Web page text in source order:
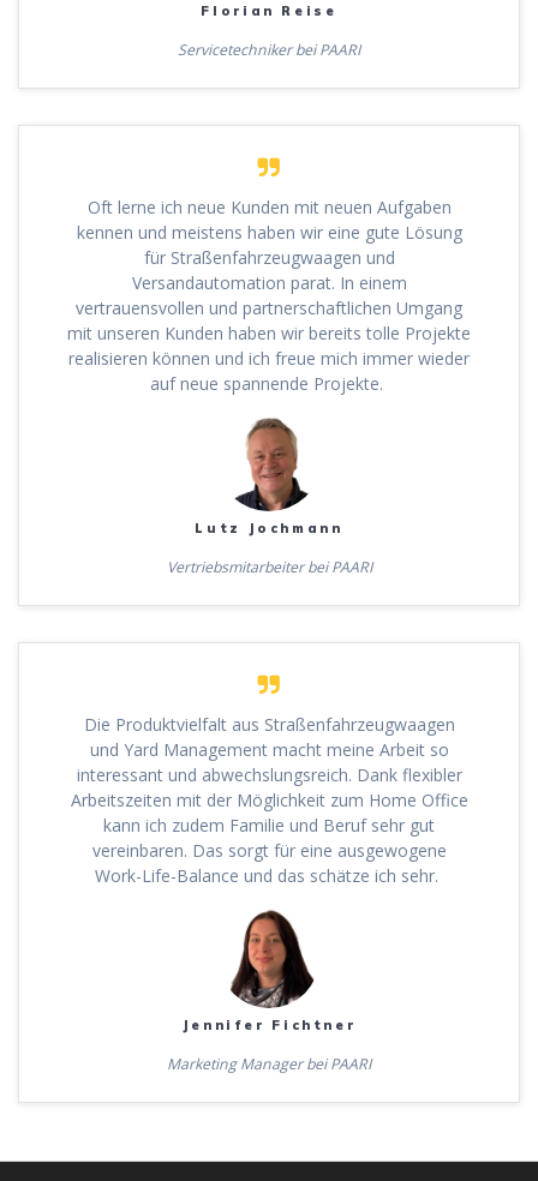
Florian Reise
Servicetechniker bei PAARI
Oft lerne ich neue Kunden mit neuen Aufgaben
kennen und meistens haben wir eine gute Lösung
für Straßenfahrzeugwaagen und
Versandautomation parat. In einem
vertrauensvollen und partnerschaftlichen Umgang
mit unseren Kunden haben wir bereits tolle Projekte
realisieren können und ich freue mich immer wieder
auf neue spannende Projekte.
Lutz Jochmann
Vertriebsmitarbeiter bei PAARI
Die Produktvielfalt aus Straßenfahrzeugwaagen
und Yard Management macht meine Arbeit so
interessant und abwechslungsreich. Dank flexibler
Arbeitszeiten mit der Möglichkeit zum Home Office
kann ich zudem Familie und Beruf sehr gut
vereinbaren. Das sorgt für eine ausgewogene
Work-Life-Balance und das schätze ich sehr.
Jennifer Fichtner
Marketing Manager bei PAARI